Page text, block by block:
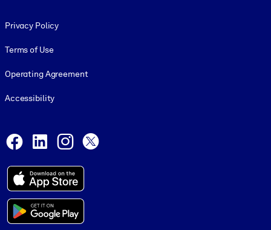
Privacy Policy
Terms of Use
Operating Agreement
Accessibility
Facebook
LinkedInInstagram